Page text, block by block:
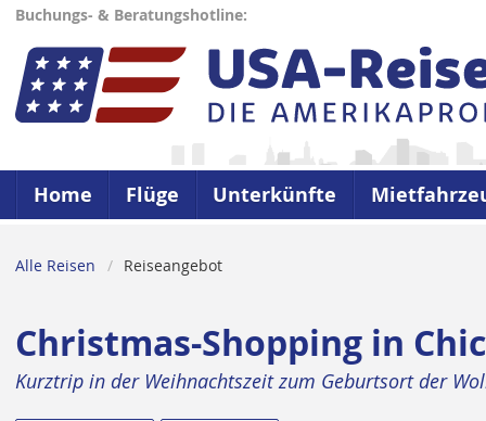
Buchungs- & Beratungshotline:
Home Flüge Unterkünfte
Alle Reisen Reiseangebot
Christmas-Shopping in
Kurztrip in der Weihnachtszeit zum Geburtsort der